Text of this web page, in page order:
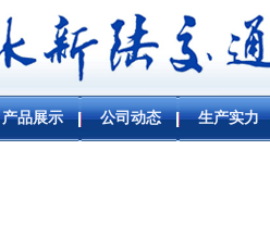
产品展示 公司动态 生产实力